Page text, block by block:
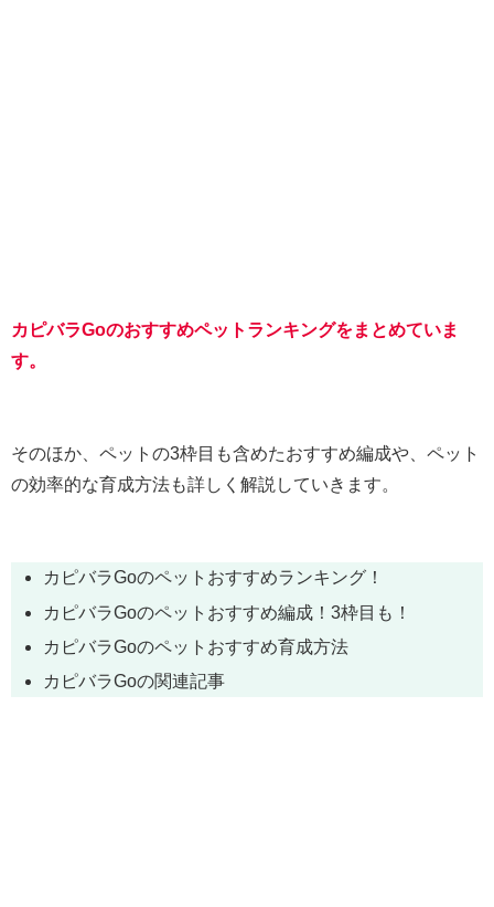
カピバラGoのおすすめペットランキングをまとめていま
す。
そのほか、ペットの3枠目も含めたおすすめ編成や、ペット
の効率的な育成方法も詳しく解説していきます。
カピバラGoのペットおすすめランキング！
カピバラGoのペットおすすめ編成！3枠目も！
カピバラGoのペットおすすめ育成方法
カピバラGoの関連記事